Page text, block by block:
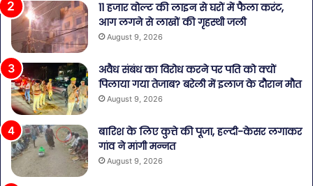
11 हजार वोल्ट की लाइन से घरों में फैला करंट,
आग लगने से लाखों की गृहस्थी जली
August 9, 2026
अवैध संबंध का विरोध करने पर पति को क्यों
पिलाया गया तेजाब? बरेली में इलाज के दौरान मौत
August 9, 2026
बारिश के लिए कुत्ते की पूजा, हल्दी-केसर लगाकर
गांव ने मांगी मन्नत
August 9, 2026